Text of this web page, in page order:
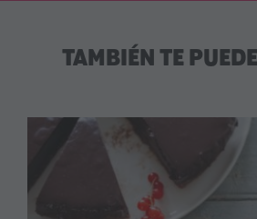
TAMBIÉN TE